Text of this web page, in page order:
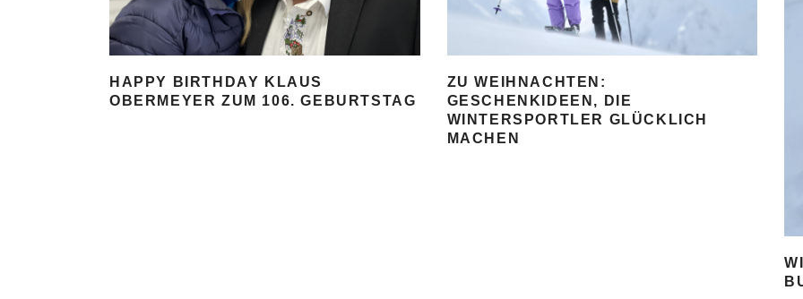
HAPPY BIRTHDAY KLAUS
OBERMEYER ZUM 106. GEBURTSTAG
ZU WEIHNACHTEN:
GESCHENKIDEEN, DIE
WINTERSPORTLER GLÜCKLICH
MACHEN